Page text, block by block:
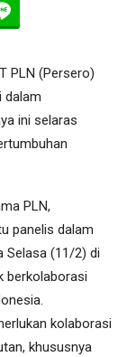
PLN (Persero)
dalam
ini selaras
PLN,
panelis dalam
Selasa (11/2) di
berkolaborasi
kolaborasi
khususnya